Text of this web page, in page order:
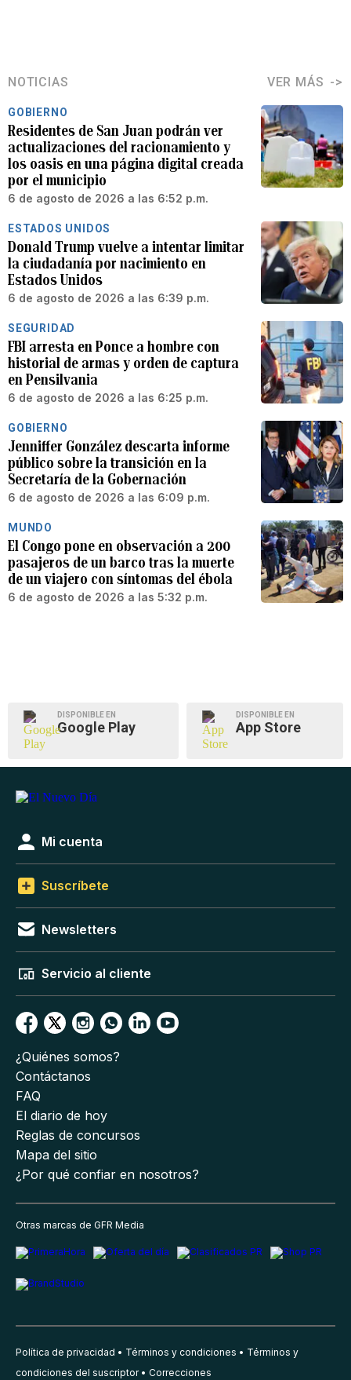
NOTICIAS VER MÁS
GOBIERNO
Residentes de San Juan podrán ver
actualizaciones del racionamiento y
los oasis en una página digital creada
por el municipio
6 de agosto de 2026 a las 6:52 p.m.
ESTADOS UNIDOS
Donald Trump vuelve a intentar limitar
la ciudadanía por nacimiento en
Estados Unidos
6 de agosto de 2026 a las 6:39 p.m.
SEGURIDAD
FBI arresta en Ponce a hombre con
historial de armas y orden de captura
en Pensilvania
6 de agosto de 2026 a las 6:25 p.m.
GOBIERNO
Jenniffer González descarta informe
público sobre la transición en la
Secretaría de la Gobernación
6 de agosto de 2026 a las 6:09 p.m.
MUNDO
El Congo pone en observación a 200
pasajeros de un barco tras la muerte
de un viajero con síntomas del ébola
6 de agosto de 2026 a las 5:32 p.m.
DISPONIBLE EN
Google Play
DISPONIBLE EN
App Store
Mi cuenta
Suscríbete
Newsletters
Servicio al cliente
¿Quiénes somos?
Contáctanos
FAQ
El diario de hoy
Reglas de concursos
Mapa del sitio
¿Por qué confiar en nosotros?
Otras marcas de GFR Media
Política de privacidad Términos y condiciones
Términos y
condiciones del suscriptor
Correcciones